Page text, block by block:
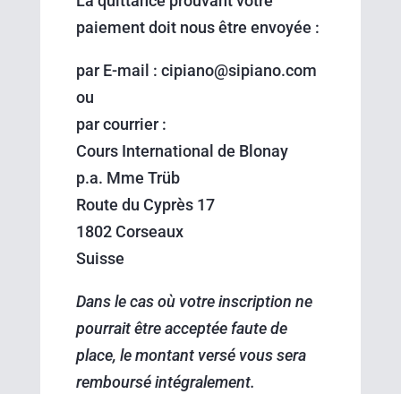
paiement doit nous être envoyée :
par E-mail : cipiano@sipiano.com
ou
par courrier :
Cours International de Blonay
p.a. Mme Trüb
Route du Cyprès 17
1802 Corseaux
Suisse
Dans le cas où votre inscription ne
pourrait être acceptée faute de
place, le montant versé vous sera
remboursé intégralement.